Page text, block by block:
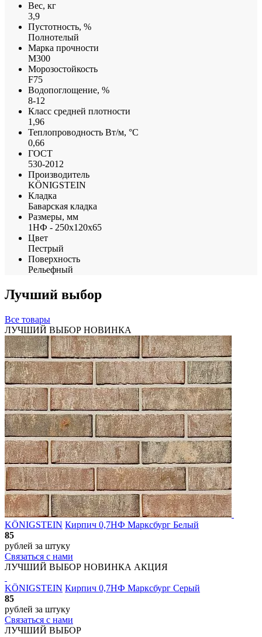
Вес, кг
3,9
Пустотность, %
Полнотелый
Марка прочности
М300
Морозостойкость
F75
Водопоглощение, %
8-12
Класс средней плотности
1,96
Теплопроводность Вт/м, °С
0,66
ГОСТ
530-2012
Производитель
KÖNIGSTEIN
Кладка
Баварская кладка
Размеры, мм
1НФ - 250х120х65
Цвет
Пестрый
Поверхность
Рельефный
Лучший выбор
Все товары
ЛУЧШИЙ ВЫБОР НОВИНКА
KÖNIGSTEIN Кирпич 0,7НФ Марксбург Белый
85
рублей за штуку
Связаться с нами
ЛУЧШИЙ ВЫБОР НОВИНКА АКЦИЯ
KÖNIGSTEIN Кирпич 0,7НФ Марксбург Серый
85
рублей за штуку
Связаться с нами
ЛУЧШИЙ ВЫБОР